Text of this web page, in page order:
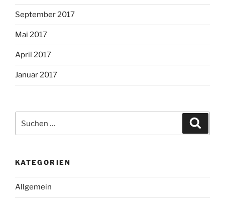
September 2017
Mai 2017
April 2017
Januar 2017
nach:
KATEGORIEN
Allgemein